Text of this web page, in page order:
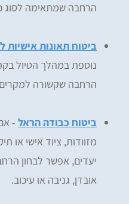
הרחבה שמתאימה לסוג
ביטוח תאונות אישיות
נוספת במהלך הטיול
הרחבה שקשורה
ביטוח כבודה הראל -
מזוודות, ציוד אישי או
יעדים, אפשר לבחון
אובדן, גניבה או עיכוב.